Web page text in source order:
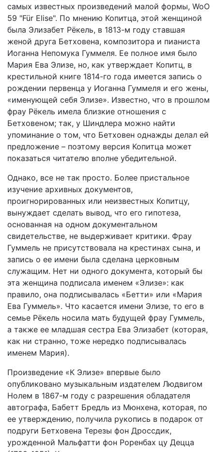
самых известных произведений малой формы, WoO
59 "Für Elise". По мнению Копитца, этой женщиной
была Элизабет Рёкель, в 1813-м году ставшая
женой друга Бетховена, композитора и пианиста
Иоганна Непомука Гуммеля. Ее полное имя было
Мария Ева Элизе, но, как утверждает Копитц, в
крестильной книге 1814-го года имеется запись о
рождении первенца у Иоганна Гуммеля и его жены,
«именующей себя Элизе». Известно, что в прошлом
фрау Рёкель имела близкие отношения с
Бетховеном; так, у Шиндлера можно найти
упоминание о том, что Бетховен однажды делал ей
предложение – поэтому версия Копитца может
показаться читателю вполне убедительной.
Однако, все не так просто. Более пристальное
изучение архивных документов,
проигнорированных или неизвестных Копитцу,
вынуждает сделать вывод, что его гипотеза,
основанная на одном документальном
свидетельстве, не выдерживает критики. Фрау
Гуммель не присутствовала на крестинах сына, и
запись о ее имени была сделана церковным
служащим. Нет ни одного документа, который бы
эта женщина подписала именем «Элизе»: как
правило, она подписывалась «Бетти» или «Мария
Ева Гуммель». Что касается имени Элизе, то его в
семье Рёкель носила мать будущей фрау Гуммель,
а также ее младшая сестра Ева Элизабет (которая,
как ни странно, тоже нередко подписывалась
именем Мария).
Произведение «К Элизе» впервые было
опубликовано музыкальным издателем Людвигом
Нолем в 1867-м году с разрешения обладателя
автографа, Бабетт Бредль из Мюнхена, которая, по
ее утверждению, получила рукопись в подарок от
подруги Бетховена Терезы фон Дроссдик,
урожденной Мальфатти фон Роренбах цу Децца